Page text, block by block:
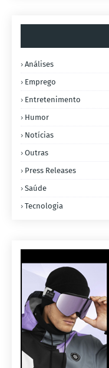
Análises
Emprego
Entretenimento
Humor
Notícias
Outras
Press Releases
Saúde
Tecnologia